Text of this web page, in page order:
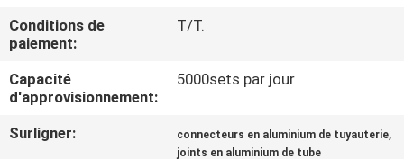
LA
QUALITÉ
NOUS
CONTACTER
Conditions de
paiement:
T/T.
Capacité
d'approvisionnement:
5000sets par jour
Surligner: connecteurs en aluminium de tuyauterie,
joints en aluminium de tube